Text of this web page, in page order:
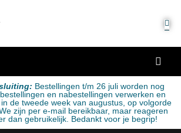
Bestellingen t/m 26 juli worden nog
en nabestellingen verwerken en
de tweede week van augustus, op volgorde
zijn per e-mail bereikbaar, maar reageren
dan gebruikelijk. Bedankt voor je begrip!